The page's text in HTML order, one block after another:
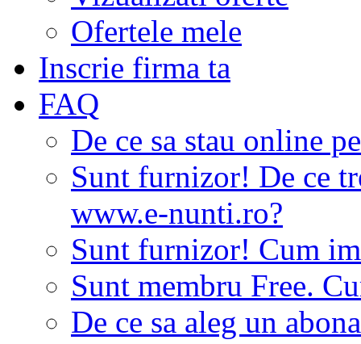
Ofertele mele
Inscrie firma ta
FAQ
De ce sa stau online
Sunt furnizor! De ce
www.e-nunti.ro?
Sunt furnizor! Cum
Sunt membru Free.
De ce sa aleg un